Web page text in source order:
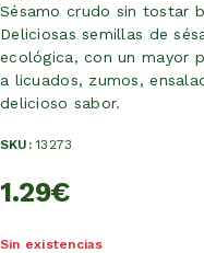
Sésamo crudo sin tostar
Deliciosas semillas de
ecológica, con un mayor
a licuados, zumos,
delicioso sabor.
SKU:13273
1.29€
Sin existencias